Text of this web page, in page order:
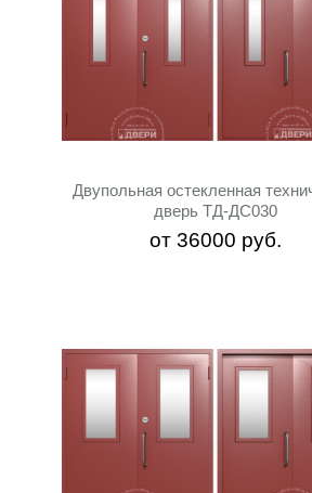
Двупольная остекленная
дверь ТД-ДС030
от36000 руб.